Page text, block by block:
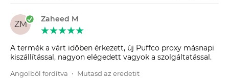
ZM
Zaheed M
A termék a várt időben érkezett, új Puffco proxy másnapi
kiszállítással, nagyon elégedett vagyok a szolgáltatással.
Angolból fordítva • Mutasd az eredetit